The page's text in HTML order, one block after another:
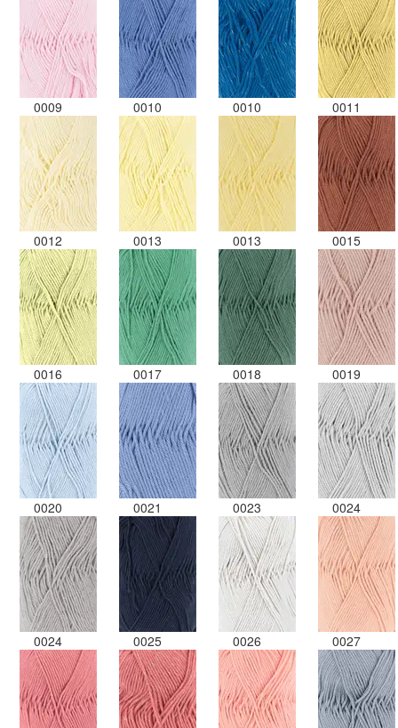
0009 0010 0010 0011
0012 0013 0013 0015
0016 0017 0018 0019
0020 0021 0023 0024
0024 0025 0026 0027